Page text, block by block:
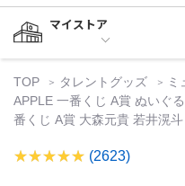
マイストア
TOP タレントグッズ ミ
APPLE 一番くじ A賞 ぬいぐ
番くじ A賞 大森元貴 若井滉
(2623)